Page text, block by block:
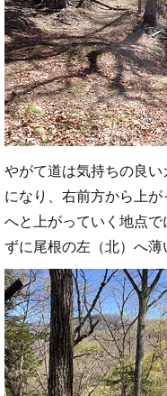
やがて道は気持ちの良
になり、右前方から上
へと上がっていく地点
ずに尾根の左（北）へ薄